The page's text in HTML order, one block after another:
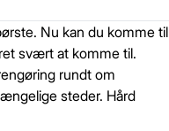
Nu kan du komme til
svært at komme til.
rundt om
steder. Hård
Luk vindue